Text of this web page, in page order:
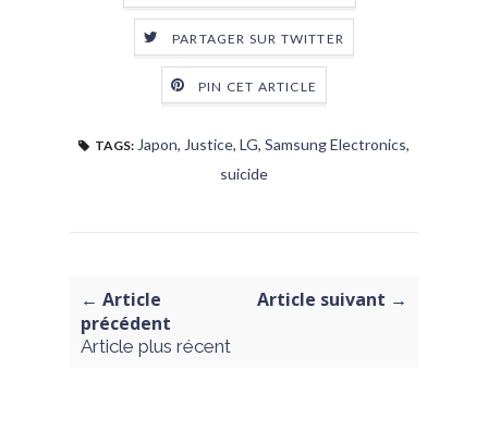
PARTAGER SUR TWITTER
PIN CET ARTICLE
TAGS: Japon, Justice, LG, Samsung Electronics,
suicide
← Article
précédent
Article plus récent
Article suivant →